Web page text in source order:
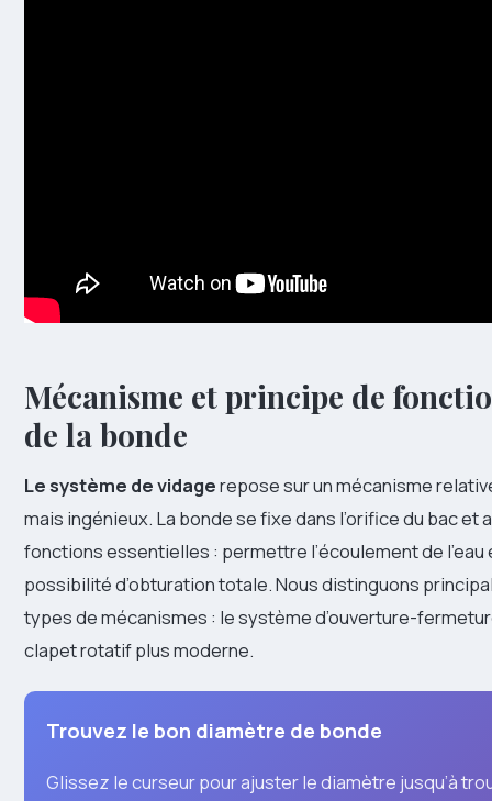
Mécanisme et principe de
de la bonde
Le système de vidagerepose sur un mécanisme
mais ingénieux. La bonde se fixe dans l’orifice du bac et
fonctions essentielles : permettre l’écoulement de l’eau
possibilité d’obturation totale. Nous distinguons
types de mécanismes : le système d’ouverture-
clapet rotatif plus moderne.
Trouvez le bon diamètre de bonde
Glissez le curseur pour ajuster le diamètre jusqu’à